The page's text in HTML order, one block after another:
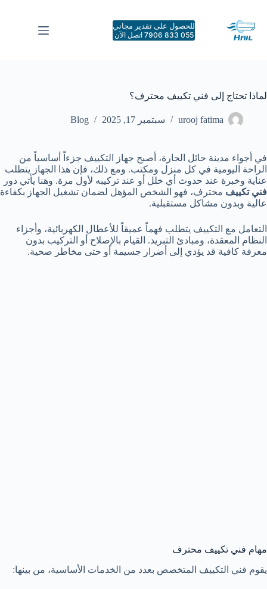
المحتوى
للحصول على تقدير مجاني
055 833 7906 اتصل الآن
لماذا تحتاج إلى فني تكييف محترف؟
urooj fatima سبتمبر 17, 2025 Blog
في أجواء مدينة حائل الحارة، أصبح جهاز التكييف جزءاً أساسياً من
الراحة اليومية في كل منزل ومكتب. ومع ذلك، فإن هذا الجهاز يتطلب
عناية وخبرة عند حدوث أي خلل أو عند تركيبه لأول مرة. وهنا يأتي دور
فني تكييف محترف، فهو الشخص المؤهل لضمان تشغيل الجهاز بكفاءة
عالية وبدون مشاكل مستقبلية.
التعامل مع التكييف يتطلب فهماً عميقاً للأعطال الكهربائية، وأجزاء
النظام المعقدة، ومبادئ التبريد. القيام بالإصلاح أو التركيب بدون
معرفة كافية قد يؤدي إلى أضرار جسيمة أو حتى مخاطر صحية.
مهام فني تكييف محترف
يقوم فني التكييف المتخصص بعدد من الخدمات الأساسية، من بينها: